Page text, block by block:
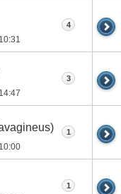
10:31
4
14:47
3
10:00
1
1